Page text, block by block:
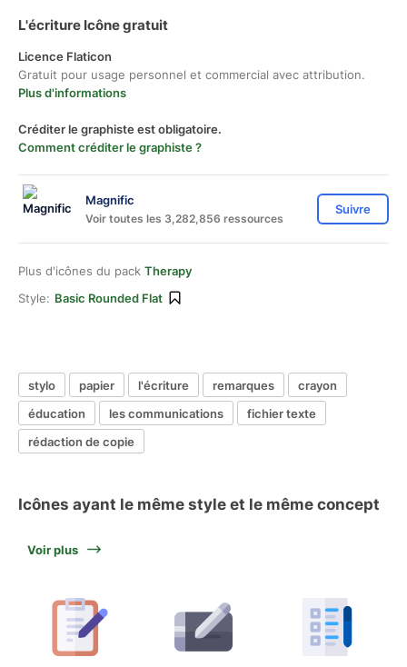
L'écriture Icône gratuit
Licence Flaticon
Gratuit pour usage personnel et commercial avec attribution.
Plus d'informations
Créditer le graphiste est obligatoire.
Comment créditer le graphiste ?
Magnific
Voir toutes les 3,282,856 ressources
Suivre
Plus d'icônes du pack Therapy
Style: Basic Rounded Flat
stylo papier l'écriture remarques
crayon
éducation
les communications
fichier texte
rédaction de copie
Icônes ayant le même style et le même concept
Voir plus